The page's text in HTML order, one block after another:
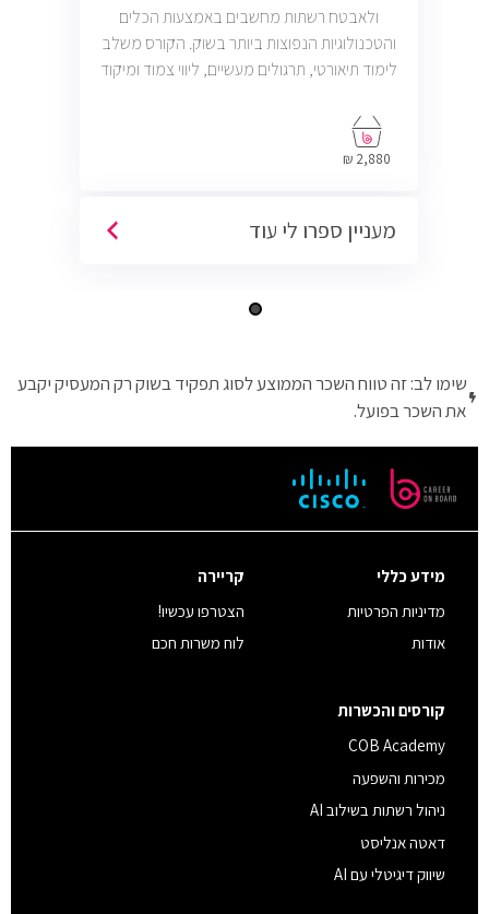
ולאבטח רשתות מחשבים באמצעות הכלים
והטכנולוגיות הנפוצות ביותר בשוק. הקורס משלב
לימוד תיאורטי, תרגולים מעשיים, ליווי צמוד ומיקוד
2,880 ₪
מעניין ספרו לי עוד
שימו לב: זה טווח השכר הממוצע לסוג תפקיד בשוק רק המעסיק יקבע
את השכר בפועל.
מידע כללי
מדיניות הפרטיות
אודות
קריירה
הצטרפו עכשיו!
לוח משרות חכם
קורסים והכשרות
COB Academy
מכירות והשפעה
ניהול רשתות בשילוב AI
דאטה אנליסט
שיווק דיגיטלי עם AI